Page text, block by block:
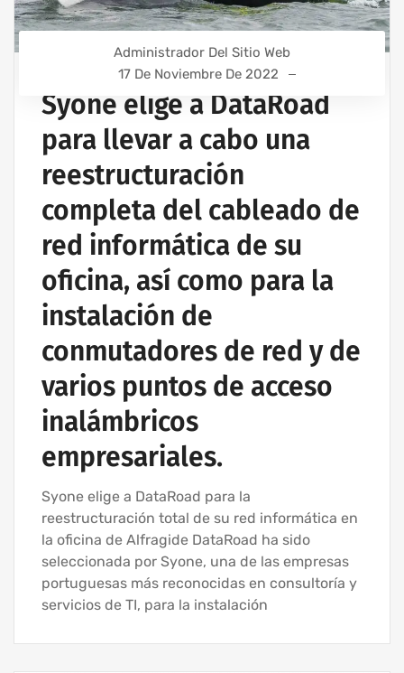
Administrador Del Sitio Web
17 De Noviembre De 2022
Syone elige a DataRoad
para llevar a cabo una
reestructuración
completa del cableado de
red informática de su
oficina, así como para la
instalación de
conmutadores de red y de
varios puntos de acceso
inalámbricos
empresariales.
Syone elige a DataRoad para la
reestructuración total de su red informática en
la oficina de Alfragide DataRoad ha sido
seleccionada por Syone, una de las empresas
portuguesas más reconocidas en consultoría y
servicios de TI, para la instalación